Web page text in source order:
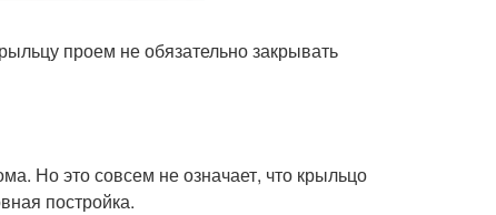
проем не обязательно закрывать
Но это совсем не означает, что крыльцо
постройка.